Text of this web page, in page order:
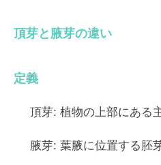
頂芽と腋芽の違い
定義
頂芽: 植物の上部にある
腋芽: 葉腋に位置する胚